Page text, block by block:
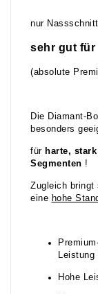
nur
sehr gut für
(absolute
Die Diamant-
besonders
für harte,
Segmenten !
Zugleich bringt
eine hohe
Hohe